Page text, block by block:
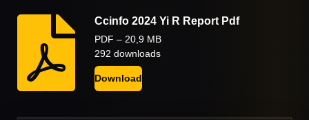
Ccinfo 2024 Yi R Report Pdf
PDF – 20,9 MB
292 downloads
Download